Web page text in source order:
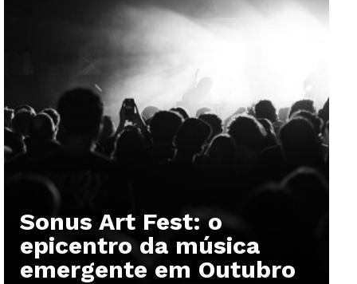
Sonus Art Fest: o
epicentro da música
emergente em Outubro